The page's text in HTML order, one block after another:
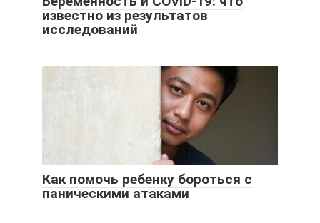
известно из результатов
исследований
Как помочь ребенку бороться с
паническими атаками